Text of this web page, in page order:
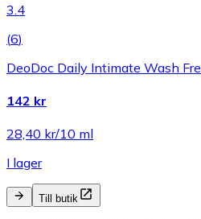
3.4
(6)
DeoDoc Daily Intimate Wash
142 kr
28,40 kr/10 ml
I lager
Till butik